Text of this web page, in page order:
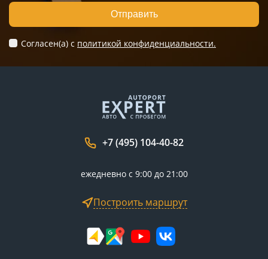
Отправить
Согласен(а) c политикой конфиденциальности.
+7 (495) 104-40-82
ежедневно с 9:00 до 21:00
Построить маршрут